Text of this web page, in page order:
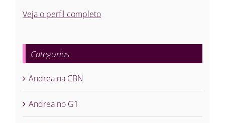
Veja o perfil completo
Categorias
Andrea na CBN
Andrea no G1